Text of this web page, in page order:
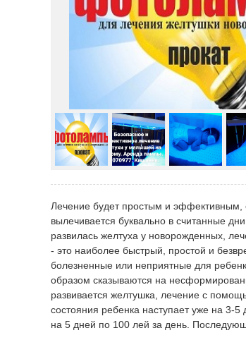
Лечение будет простым и
вылечивается буквально в считанные
развилась желтуха у новорожденных,
- это наиболее быстрый, простой и
болезненные или неприятные для
образом сказываются на
развивается желтушка, лечение с
состояния ребенка наступает уже на
на 5 дней по 100 лей за день.